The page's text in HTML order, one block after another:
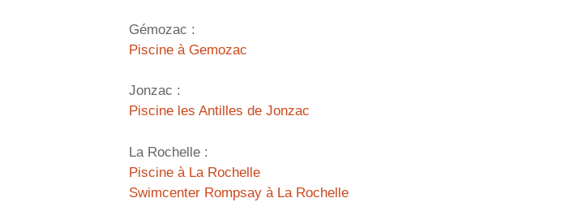
Gémozac :
Piscine à Gemozac
Jonzac :
Piscine les Antilles de Jonzac
La Rochelle :
Piscine à La Rochelle
Swimcenter Rompsay à La Rochelle